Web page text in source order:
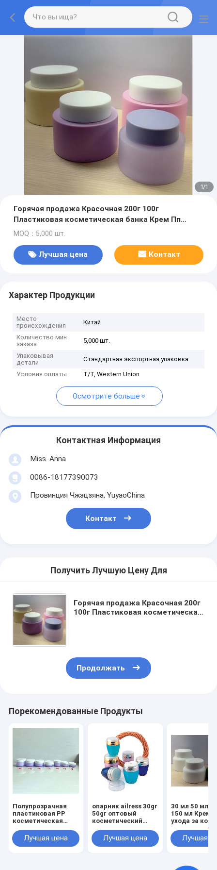
1/1
Горячая продажа Красочная 200г 100г
Пластиковая косметическая банка Крем Пп
Контейнеры Пластиковая банка Для косметики
MOQ：5,000 шт.
Лучшая цена Контакт
Характер Продукции
Место
происхождения
Китай
Количество мин
заказа
5,000 шт.
Упаковывая
детали
Стандартная экспортная упаковка
Условия оплаты T/T, Western Union
Осмотрите больше
Контактная Информация
Miss. Anna
0086-18177390073
Провинция Чжэцзяна, YuyaoChina
Контакт
Получить Лучшую Цену Для
Горячая продажа Красочная 200г
100г Пластиковая косметическая
Продолжать
Порекомендованные Продукты
Полупрозрачная
пластиковая PP
косметическая
150g 200g 250g
300g
Лучшая цена
опарник ailress 30gr
50gr оптовый
косметический
Лучшая цена
30 мл 50 мл
150 мл Крем
ухода за
Черная
пластиковая
с
Лучшая